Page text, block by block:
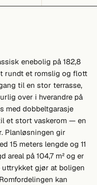
enebolig på 182,8
rundt et romslig og flott
til en stor terrasse,
over i hverandre på
med dobbeltgarasje
et stort vaskerom — en
Planløsningen gir
15 meters lengde og 11
areal på 104,7 m² og er
gjør at boligen
kan